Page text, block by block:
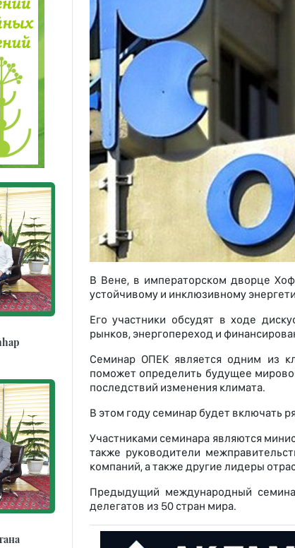
В Вене, в императорском дворце
устойчивому и инклюзивному
Его участники обсудят в ходе
рынков, энергопереход и
Семинар ОПЕК является одним из
поможет определить будущее
последствий изменения климата.
В этом году семинар будет включать
Участниками семинара являются
также руководители
компаний, а также другие лидеры
Предыдущий международный
делегатов из 50 стран мира.